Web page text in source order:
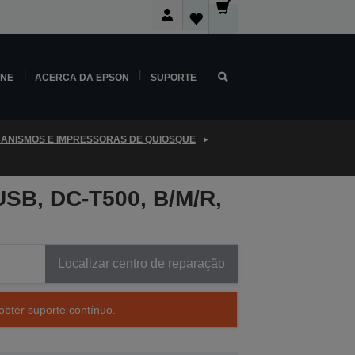
ACERCA DA EPSON SUPORTE
E IMPRESSORAS DE QUIOSQUE
DC-T500, B/M/R,
Localizar centro de reparação
suporte contínuo.